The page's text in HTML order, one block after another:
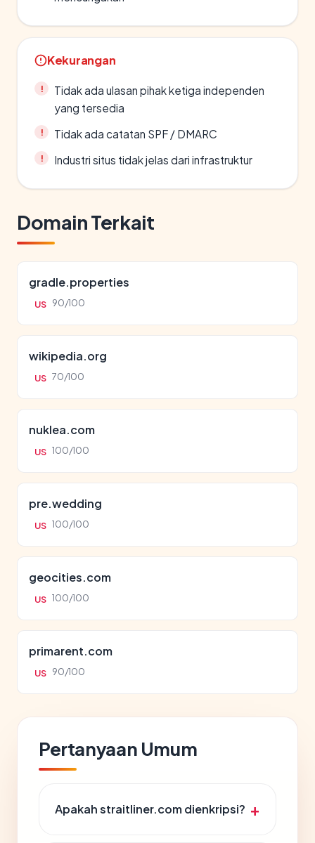
Kekurangan
Tidak ada ulasan pihak ketiga independen
yang tersedia
Tidak ada catatan SPF / DMARC
Industri situs tidak jelas dari infrastruktur
Domain Terkait
gradle.properties
US 90/100
wikipedia.org
US 70/100
nuklea.com
US 100/100
pre.wedding
US 100/100
geocities.com
US 100/100
primarent.com
US 90/100
Pertanyaan Umum
Apakah straitliner.com dienkripsi?